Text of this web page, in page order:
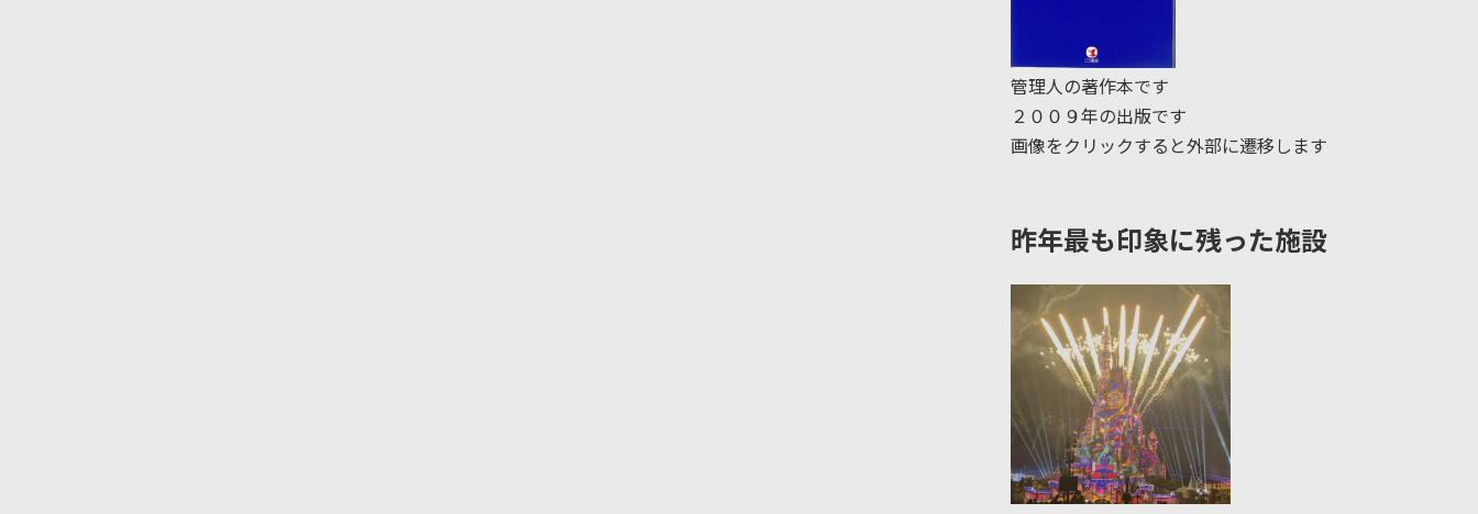
管理人の著作本です
２００９年の出版です
画像をクリックすると外部に遷移します
昨年最も印象に残った施設